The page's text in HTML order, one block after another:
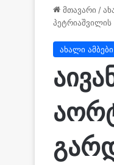
მთავარი /
პეტრიაშვილის
ახალი ამბები